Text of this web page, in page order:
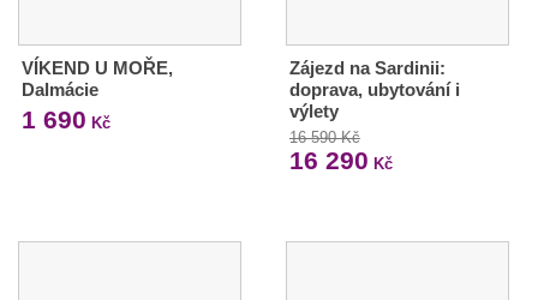
VÍKEND U MOŘE,
Dalmácie
1 690 Kč
Zájezd na Sardinii:
doprava, ubytování i
výlety
16 590 Kč
16 290 Kč